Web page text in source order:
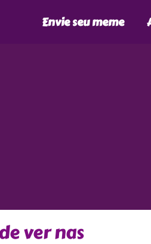
Envie seu meme
ver nas